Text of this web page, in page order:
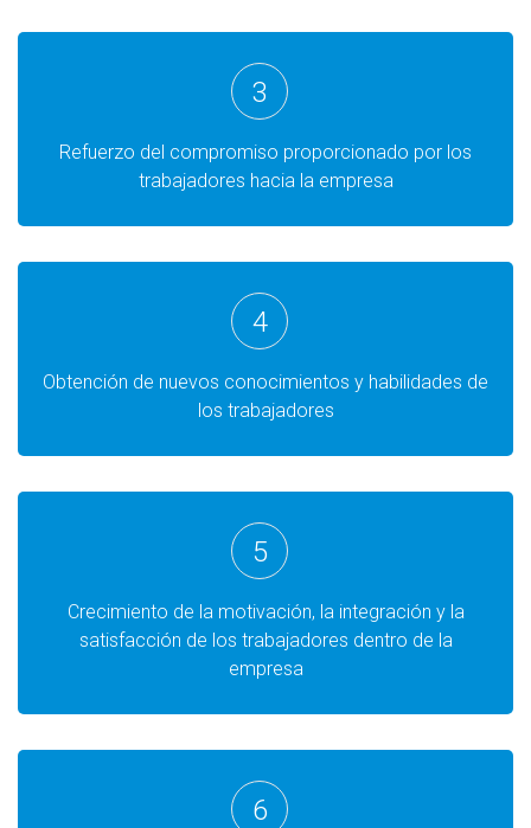
3
Refuerzo del compromiso proporcionado por los
trabajadores hacia la empresa
4
Obtención de nuevos conocimientos y habilidades de
los trabajadores
5
Crecimiento de la motivación, la integración y la
satisfacción de los trabajadores dentro de la
empresa
6